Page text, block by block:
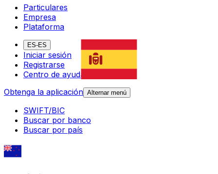
Particulares
Empresa
Plataforma
ES-ES
Iniciar sesión
Registrarse
Centro de ayuda
Obtenga la aplicación Alternar menú
SWIFT/BIC
Buscar por banco
Buscar por país